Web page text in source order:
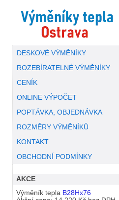
DESKOVÉ VÝMĚNÍKY
ROZEBÍRATELNÉ VÝMĚNÍKY
CENÍK
ONLINE VÝPOČET
POPTÁVKA, OBJEDNÁVKA
ROZMĚRY VÝMĚNÍKŮ
KONTAKT
OBCHODNÍ PODMÍNKY
AKCE
Výměník tepla B28Hx76